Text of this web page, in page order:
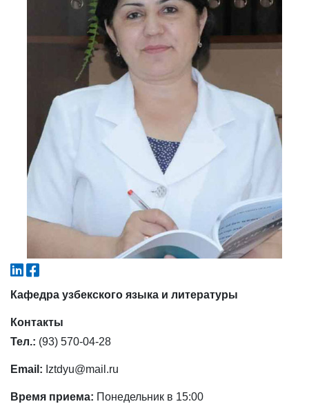
Кафедра узбекского языка и литературы
Контакты
Тел.: (93) 570-04-28
Email: Iztdyu@mail.ru
Время приема: Понедельник в 15:00
1. Документы (бакалавр) (5)
3. Собеседование (бакалавр) (8)
6. Онлайн-заявки (15) 7. Колл-центр (4)
✉️ Написать администратору